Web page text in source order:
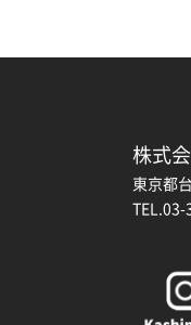
株式
東京都